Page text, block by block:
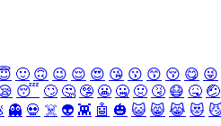
🙂 🙃 😉 😌 😍 😘 😗 😙 😚 😋 😜
😴 🙄 🤔 🤥 😬 🤐 🤢 🤧 😷 🤒 🤕
👻 💀 ☠️ 👽 👾 🤖 🎃 😺 😸 😹 😻